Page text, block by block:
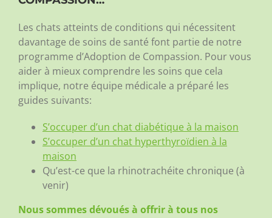
Les chats atteints de conditions qui nécessitent
davantage de soins de santé font partie de notre
programme d’Adoption de Compassion. Pour vous
aider à mieux comprendre les soins que cela
implique, notre équipe médicale a préparé les
guides suivants:
S’occuper d’un chat diabétique à la maison
S’occuper d’un chat hyperthyroïdien à la
maison
Qu’est-ce que la rhinotrachéite chronique (à
venir)
Nous sommes dévoués à offrir à tous nos